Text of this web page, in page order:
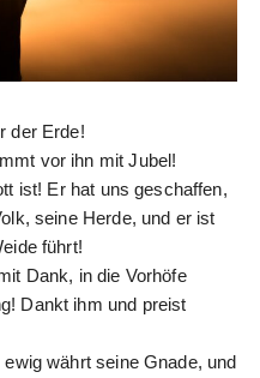
der Erde!
vor ihn mit Jubel!
ist! Er hat uns geschaffen,
seine Herde, und er ist
führt!
Dank, in die Vorhöfe
Dankt ihm und preist
währt seine Gnade, und